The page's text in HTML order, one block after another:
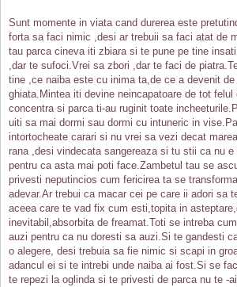
Sunt momente in viata cand durerea este
forta sa faci nimic ,desi ar trebuii sa faci atat de
tau parca cineva iti zbiara si te pune pe tine
,dar te sufoci.Vrei sa zbori ,dar te faci de
tine ,ce naiba este cu inima ta,de ce a devenit
ghiata.Mintea iti devine neincapatoare de tot
concentra si parca ti-au ruginit toate
uiti sa mai dormi sau dormi cu intuneric in
intortocheate carari si nu vrei sa vezi decat
rana ,desi vindecata sangereaza si tu stii ca nu
pentru ca asta mai poti face.Zambetul tau se
privesti neputincios cum fericirea ta se
adevar.Ar trebui ca macar cei pe care ii adori sa
aceea care te vad fix cum esti,topita in
inevitabil,absorbita de freamat.Toti se intreba
auzi pentru ca nu doresti sa auzi.Si te gandesti
o alegere, desi trebuia sa fie nimic si scapi in
adancul ei si te intrebi unde naiba ai fost.Si se
te repezi la oglinda si te privesti de parca nu te -